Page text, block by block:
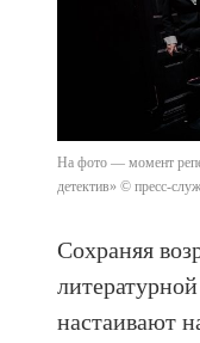
На фото — момент
детектив» © пресс-
Сохраняя
настаивают